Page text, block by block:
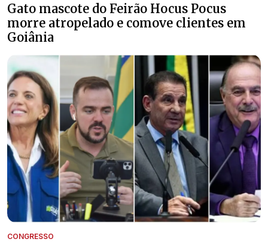
Gato mascote do Feirão Hocus Pocus
morre atropelado e comove clientes em
Goiânia
CONGRESSO